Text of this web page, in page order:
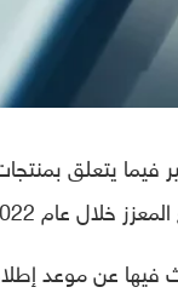
فيما يتعلق
خلال عام 2022.